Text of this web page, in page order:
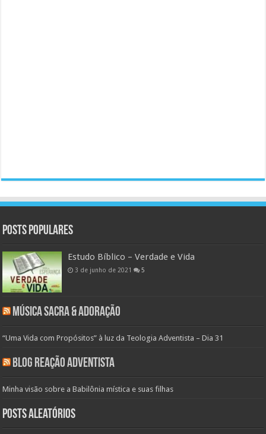
Posts populares
Estudo Bíblico – Verdade e Vida
3 de junho de 2021 5
Música Sacra & Adoração
“Uma Vida com Propósitos” à luz da Teologia Adventista – Dia 31
Blog Reação Adventista
Minha visão sobre a Babilônia mística e suas filhas
Posts aleatórios